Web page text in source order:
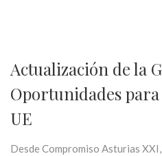
Actualización de la
Oportunidades para
UE
Desde Compromiso Asturias